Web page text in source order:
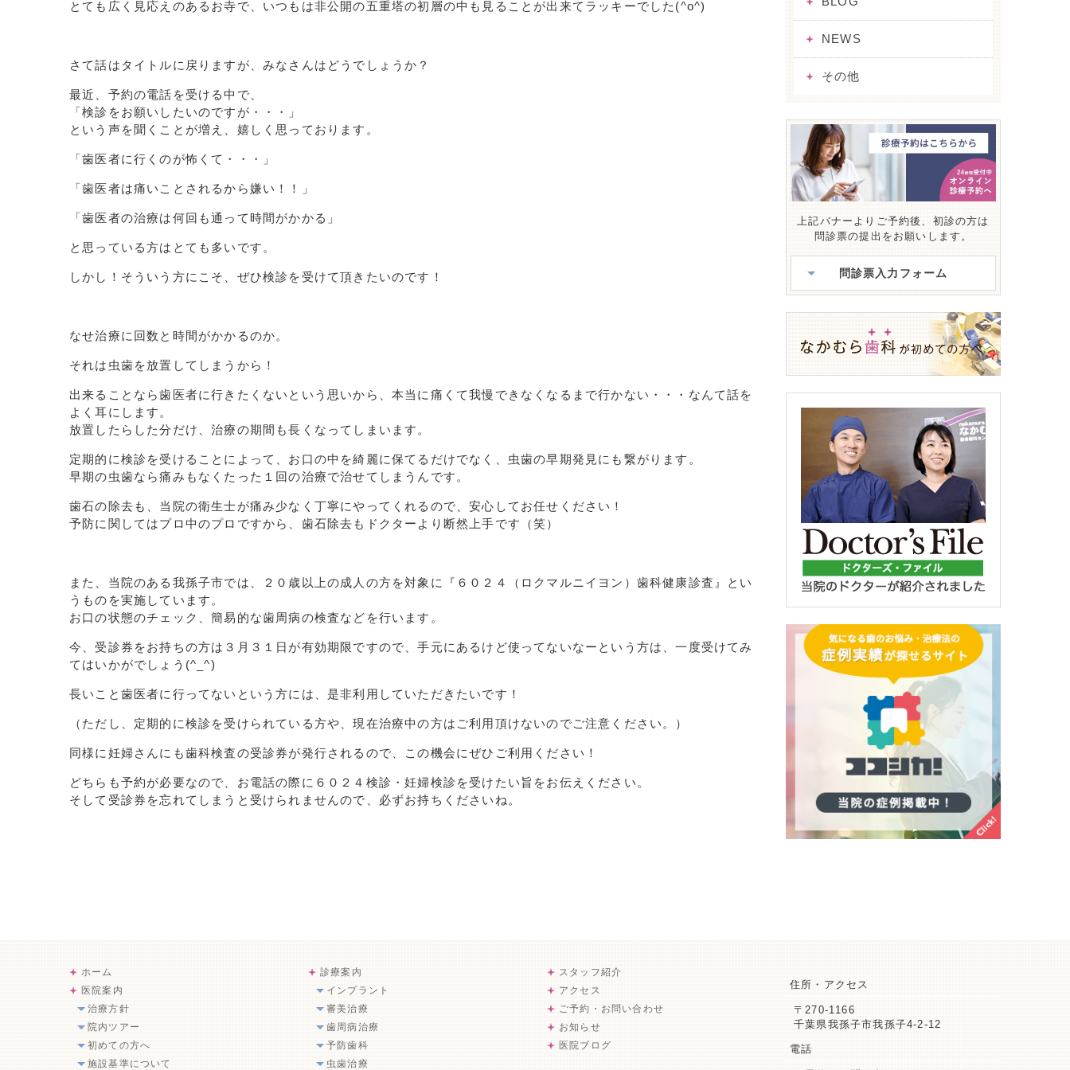
とても広く見応えのあるお寺で、いつもは非公開の五重塔の初層の中も見ることが出来てラッキーでした(^o^)
さて話はタイトルに戻りますが、みなさんはどうでしょうか？
最近、予約の電話を受ける中で、
「検診をお願いしたいのですが・・・」
という声を聞くことが増え、嬉しく思っております。
「歯医者に行くのが怖くて・・・」
「歯医者は痛いことされるから嫌い！！」
「歯医者の治療は何回も通って時間がかかる」
と思っている方はとても多いです。
しかし！そういう方にこそ、ぜひ検診を受けて頂きたいのです！
なせ治療に回数と時間がかかるのか。
それは虫歯を放置してしまうから！
出来ることなら歯医者に行きたくないという思いから、本当に痛くて我慢できなくなるまで行かない・・・なんて話を
よく耳にします。
放置したらした分だけ、治療の期間も長くなってしまいます。
定期的に検診を受けることによって、お口の中を綺麗に保てるだけでなく、虫歯の早期発見にも繋がります。
早期の虫歯なら痛みもなくたった１回の治療で治せてしまうんです。
歯石の除去も、当院の衛生士が痛み少なく丁寧にやってくれるので、安心してお任せください！
予防に関してはプロ中のプロですから、歯石除去もドクターより断然上手です（笑）
また、当院のある我孫子市では、２０歳以上の成人の方を対象に『６０２４（ロクマルニイヨン）歯科健康診査』とい
うものを実施しています。
お口の状態のチェック、簡易的な歯周病の検査などを行います。
今、受診券をお持ちの方は３月３１日が有効期限ですので、手元にあるけど使ってないなーという方は、一度受けてみ
てはいかがでしょう(^_^)
長いこと歯医者に行ってないという方には、是非利用していただきたいです！
（ただし、定期的に検診を受けられている方や、現在治療中の方はご利用頂けないのでご注意ください。）
同様に妊婦さんにも歯科検査の受診券が発行されるので、この機会にぜひご利用ください！
どちらも予約が必要なので、お電話の際に６０２４検診・妊婦検診を受けたい旨をお伝えください。
そして受診券を忘れてしまうと受けられませんので、必ずお持ちくださいね。
NEWS
その他
上記バナーよりご予約後、初診の方は
問診票の提出をお願いします。
問診票入力フォーム
ホーム
医院案内
治療方針
院内ツアー
初めての方へ
施設基準について
診療案内
インプラント
審美治療
歯周病治療
予防歯科
虫歯治療
スタッフ紹介
アクセス
ご予約・お問い合わせ
お知らせ
医院ブログ
住所・アクセス
〒270-1166
千葉県我孫子市我孫子4-2-12
電話